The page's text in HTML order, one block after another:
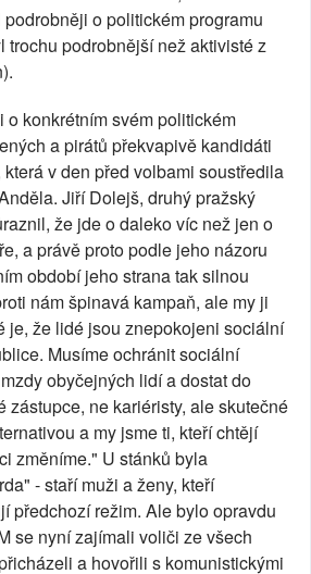
o politickém programu
trochu podrobnější než aktivisté z
konkrétním svém politickém
a pirátů překvapivě kandidáti
v den před volbami soustředila
Jiří Dolejš, druhý pražský
že jde o daleko víc než jen o
a právě proto podle jeho názoru
období jeho strana tak silnou
nám špinavá kampaň, ale my ji
je, že lidé jsou znepokojeni sociální
Musíme ochránit sociální
obyčejných lidí a dostat do
zástupce, ne kariéristy, ale skutečné
a my jsme ti, kteří chtějí
změníme." U stánků byla
- staří muži a ženy, kteří
předchozí režim. Ale bylo opravdu
se nyní zajímali voliči ze všech
a hovořili s komunistickými